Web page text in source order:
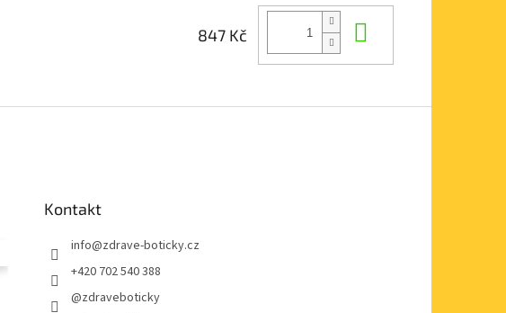
847 Kč
Kontakt
info@zdrave-boticky.cz
+420 702 540 388
@zdraveboticky